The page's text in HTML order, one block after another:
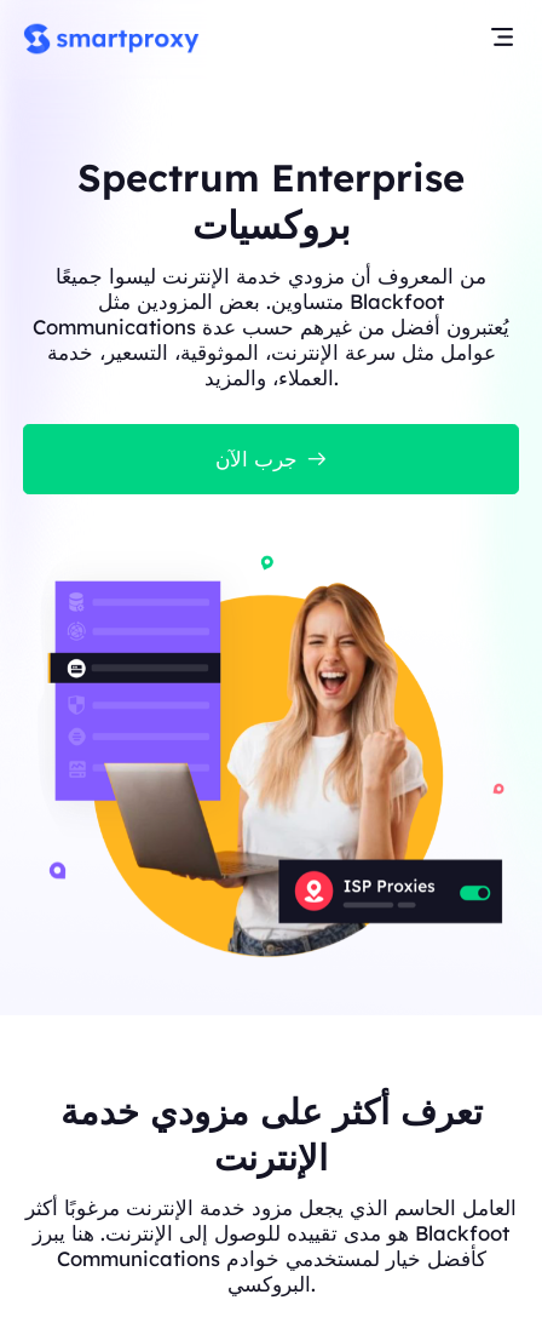
Spectrum Enterprise
بروكسيات
من المعروف أن مزودي خدمة الإنترنت ليسوا جميعًا
متساوين. بعض المزودين مثل Blackfoot
Communications يُعتبرون أفضل من غيرهم حسب عدة
عوامل مثل سرعة الإنترنت، الموثوقية، التسعير، خدمة
العملاء، والمزيد.
جرب الآن
تعرف أكثر على مزودي خدمة
الإنترنت
العامل الحاسم الذي يجعل مزود خدمة الإنترنت مرغوبًا أكثر
هو مدى تقييده للوصول إلى الإنترنت. هنا يبرز Blackfoot
Communications كأفضل خيار لمستخدمي خوادم
البروكسي.